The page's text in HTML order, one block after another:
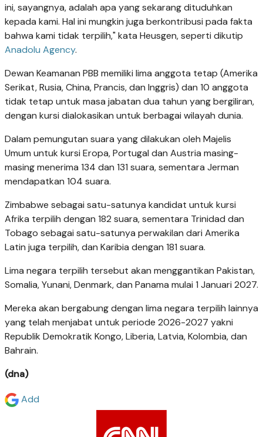
ini, sayangnya, adalah apa yang sekarang dituduhkan
kepada kami. Hal ini mungkin juga berkontribusi pada fakta
bahwa kami tidak terpilih," kata Heusgen, seperti dikutip
Anadolu Agency.
Dewan Keamanan PBB memiliki lima anggota tetap (Amerika
Serikat, Rusia, China, Prancis, dan Inggris) dan 10 anggota
tidak tetap untuk masa jabatan dua tahun yang bergiliran,
dengan kursi dialokasikan untuk berbagai wilayah dunia.
Dalam pemungutan suara yang dilakukan oleh Majelis
Umum untuk kursi Eropa, Portugal dan Austria masing-
masing menerima 134 dan 131 suara, sementara Jerman
mendapatkan 104 suara.
Zimbabwe sebagai satu-satunya kandidat untuk kursi
Afrika terpilih dengan 182 suara, sementara Trinidad dan
Tobago sebagai satu-satunya perwakilan dari Amerika
Latin juga terpilih, dan Karibia dengan 181 suara.
Lima negara terpilih tersebut akan menggantikan Pakistan,
Somalia, Yunani, Denmark, dan Panama mulai 1 Januari 2027.
Mereka akan bergabung dengan lima negara terpilih lainnya
yang telah menjabat untuk periode 2026-2027 yakni
Republik Demokratik Kongo, Liberia, Latvia, Kolombia, dan
Bahrain.
(dna)
Add